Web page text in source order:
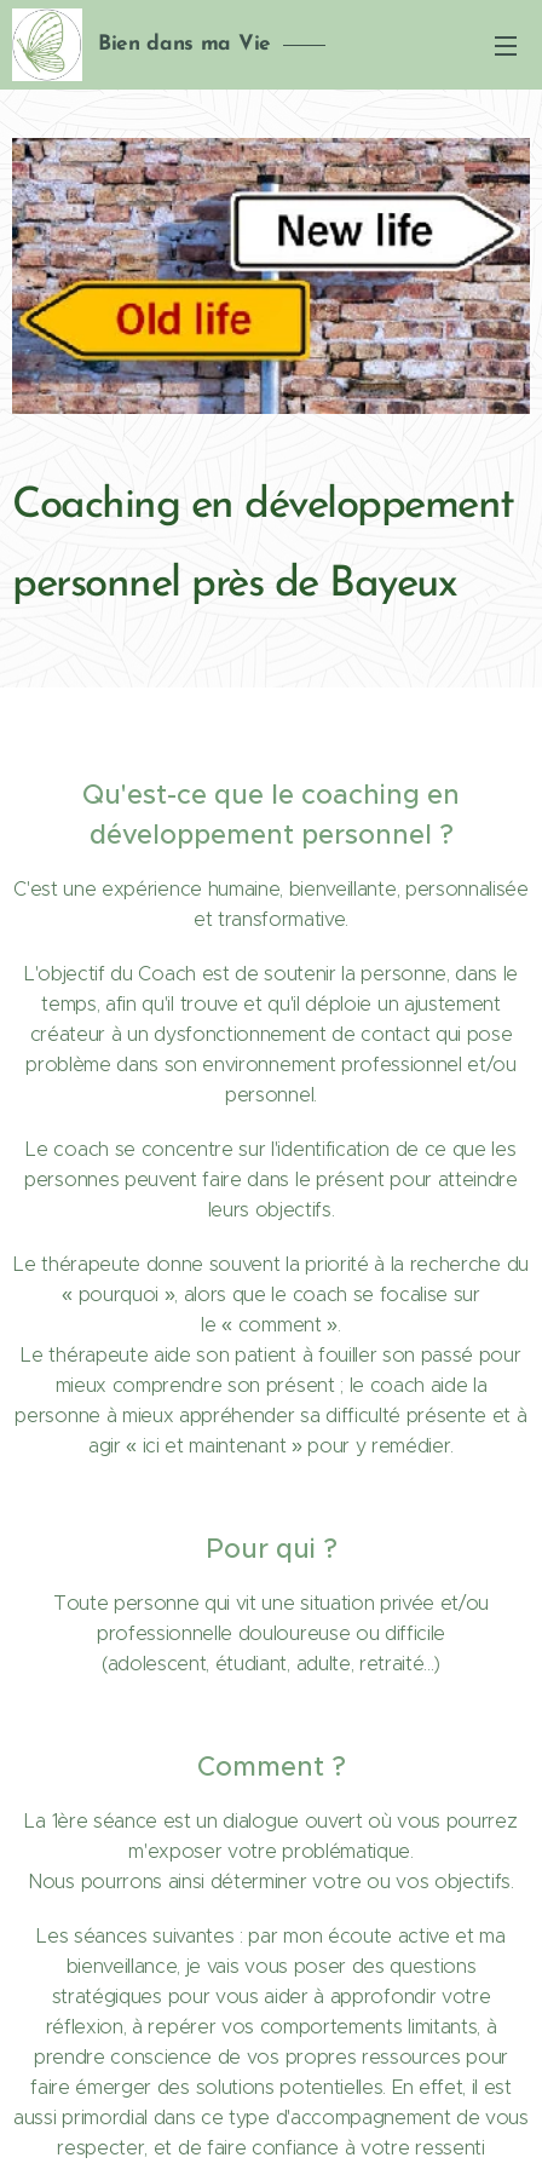
Bien dans ma Vie
Coaching en développement
personnel près de Bayeux
Qu'est-ce que le coaching en
développement personnel ?
C'est une expérience humaine, bienveillante, personnalisée
et transformative.
L'objectif du Coach est de soutenir la personne, dans le
temps, afin qu'il trouve et qu'il déploie un ajustement
créateur à un dysfonctionnement de contact qui pose
problème dans son environnement professionnel et/ou
personnel.
Le coach se concentre sur l'identification de ce que les
personnes peuvent faire dans le présent pour atteindre
leurs objectifs.
Le thérapeute donne souvent la priorité à la recherche du
« pourquoi », alors que le coach se focalise sur
le « comment ».
Le thérapeute aide son patient à fouiller son passé pour
mieux comprendre son présent ; le coach aide la
personne à mieux appréhender sa difficulté présente et à
agir « ici et maintenant » pour y remédier.
Pour qui ?
Toute personne qui vit une situation privée et/ou
professionnelle douloureuse ou difficile
(adolescent, étudiant, adulte, retraité...)
Comment ?
La 1ère séance est un dialogue ouvert où vous pourrez
m'exposer votre problématique.
Nous pourrons ainsi déterminer votre ou vos objectifs.
Les séances suivantes : par mon écoute active et ma
bienveillance, je vais vous poser des questions
stratégiques pour vous aider à approfondir votre
réflexion, à repérer vos comportements limitants, à
prendre conscience de vos propres ressources pour
faire émerger des solutions potentielles. En effet, il est
aussi primordial dans ce type d'accompagnement de vous
respecter, et de faire confiance à votre ressenti